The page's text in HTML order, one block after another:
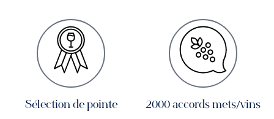
Sélection de pointe 2000 accords mets/vins